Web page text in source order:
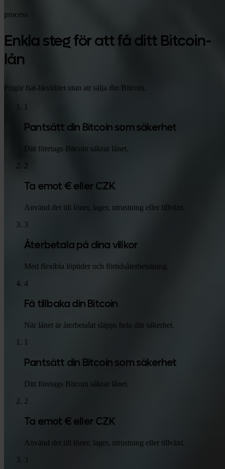
process
Enkla steg för att få ditt Bitcoin-
lån
Frigör fiat-likviditet utan att sälja din Bitcoin.
1
Pantsätt din Bitcoin som säkerhet
Ditt företags Bitcoin säkrar lånet.
2
Ta emot € eller CZK
Använd det till löner, lager, utrustning eller tillväxt.
3
Återbetala på dina villkor
Med flexibla löptider och förtidsåterbetalning.
4
Få tillbaka din Bitcoin
När lånet är återbetalat släpps hela din säkerhet.
1
Pantsätt din Bitcoin som säkerhet
Ditt företags Bitcoin säkrar lånet.
2
Ta emot € eller CZK
Använd det till löner, lager, utrustning eller tillväxt.
3